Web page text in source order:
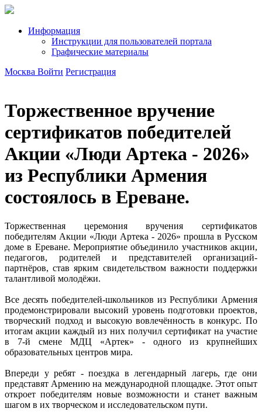
Информация
Инструкции для пользователей портала
Графические материалы
Москва Войти Регистрация
Торжественное вручение
сертификатов победителей
Акции «Люди Артека - 2026»
из Республики Армения
состоялось в Ереване.
Торжественная церемония вручения сертификатов
победителям Акции «Люди Артека - 2026» прошла в Русском
доме в Ереване. Мероприятие объединило участников акции,
педагогов, родителей и представителей организаций-
партнёров, став ярким свидетельством важности поддержки
талантливой молодёжи.
Все десять победителей-школьников из Республики Армения
продемонстрировали высокий уровень подготовки проектов,
творческий подход и высокую вовлечённость в конкурс. По
итогам акции каждый из них получил сертификат на участие
в 7-й смене МДЦ «Артек» - одного из крупнейших
образовательных центров мира.
Впереди у ребят - поездка в легендарный лагерь, где они
представят Армению на международной площадке. Этот опыт
откроет победителям новые возможности и станет важным
шагом в их творческом и исследовательском пути.